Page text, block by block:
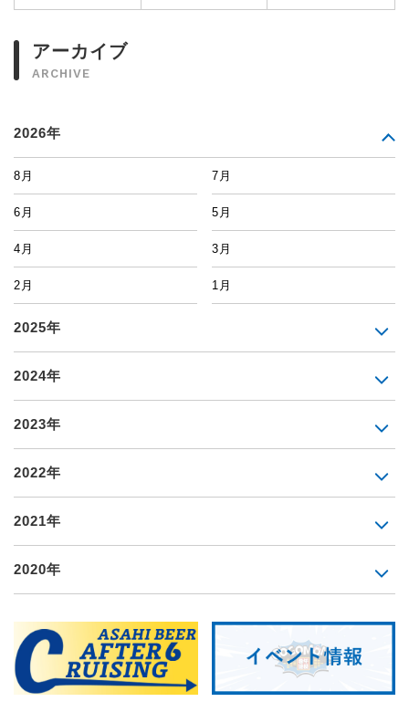
アーカイブ
ARCHIVE
2026年
8月 7月
6月 5月
4月 3月
2月 1月
2025年
2024年
2023年
2022年
2021年
2020年